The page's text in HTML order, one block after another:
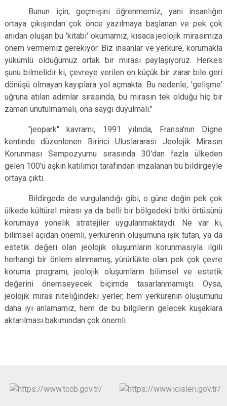
Bunun için, geçmişini öğrenmemiz, yani insanlığın
ortaya çıkışından çok önce yazılmaya başlanan ve pek çok
anıdan oluşan bu 'kitabı' okumamız, kısaca jeolojik mirasımıza
önem vermemiz gerekiyor. Biz insanlar ve yerküre, korumakla
yükümlü olduğumuz ortak bir mirası paylaşıyoruz. Herkes
şunu bilmelidir ki, çevreye verilen en küçük bir zarar bile geri
dönüşü olmayan kayıplara yol açmakta. Bu nedenle, 'gelişme'
uğruna atılan adımlar sırasında, bu mirasın tek olduğu hiç bir
zaman unutulmamalı, ona saygı duyulmalı."
"jeopark" kavramı, 1991 yılında, Fransa'nın Digne
kentinde düzenlenen Birinci Uluslararası Jeolojik Mirasın
Korunması Sempozyumu sırasında 30'dan fazla ülkeden
gelen 100'ü aşkın katılımcı tarafından imzalanan bu bildirgeyle
ortaya çıktı.
Bildirgede de vurgulandığı gibi, o güne değin pek çok
ülkede kültürel mirası ya da belli bir bölgedeki bitki örtüsünü
korumaya yönelik stratejiler uygulanmaktaydı. Ne var ki,
bilimsel açıdan önemli, yerkürenin oluşumuna ışık tutan, ya da
estetik değeri olan jeolojik oluşumların korunmasıyla ilgili
herhangi bir önlem alınmamış, yürürlükte olan pek çok çevre
koruma programı, jeolojik oluşumların bilimsel ve estetik
değerini önemseyecek biçimde tasarlanmamıştı. Oysa,
jeolojik miras niteliğindeki yerler, hem yerkürenin oluşumunu
daha iyi anlamamız, hem de bu bilgilerin gelecek kuşaklara
aktarılması bakımından çok önemli.